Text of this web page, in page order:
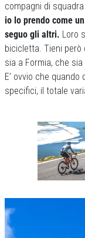
compagni di
io lo prendo come
seguo gli altri. Loro
bicicletta. Tieni però
sia a Formia, che
E’ ovvio che
specifici, il totale